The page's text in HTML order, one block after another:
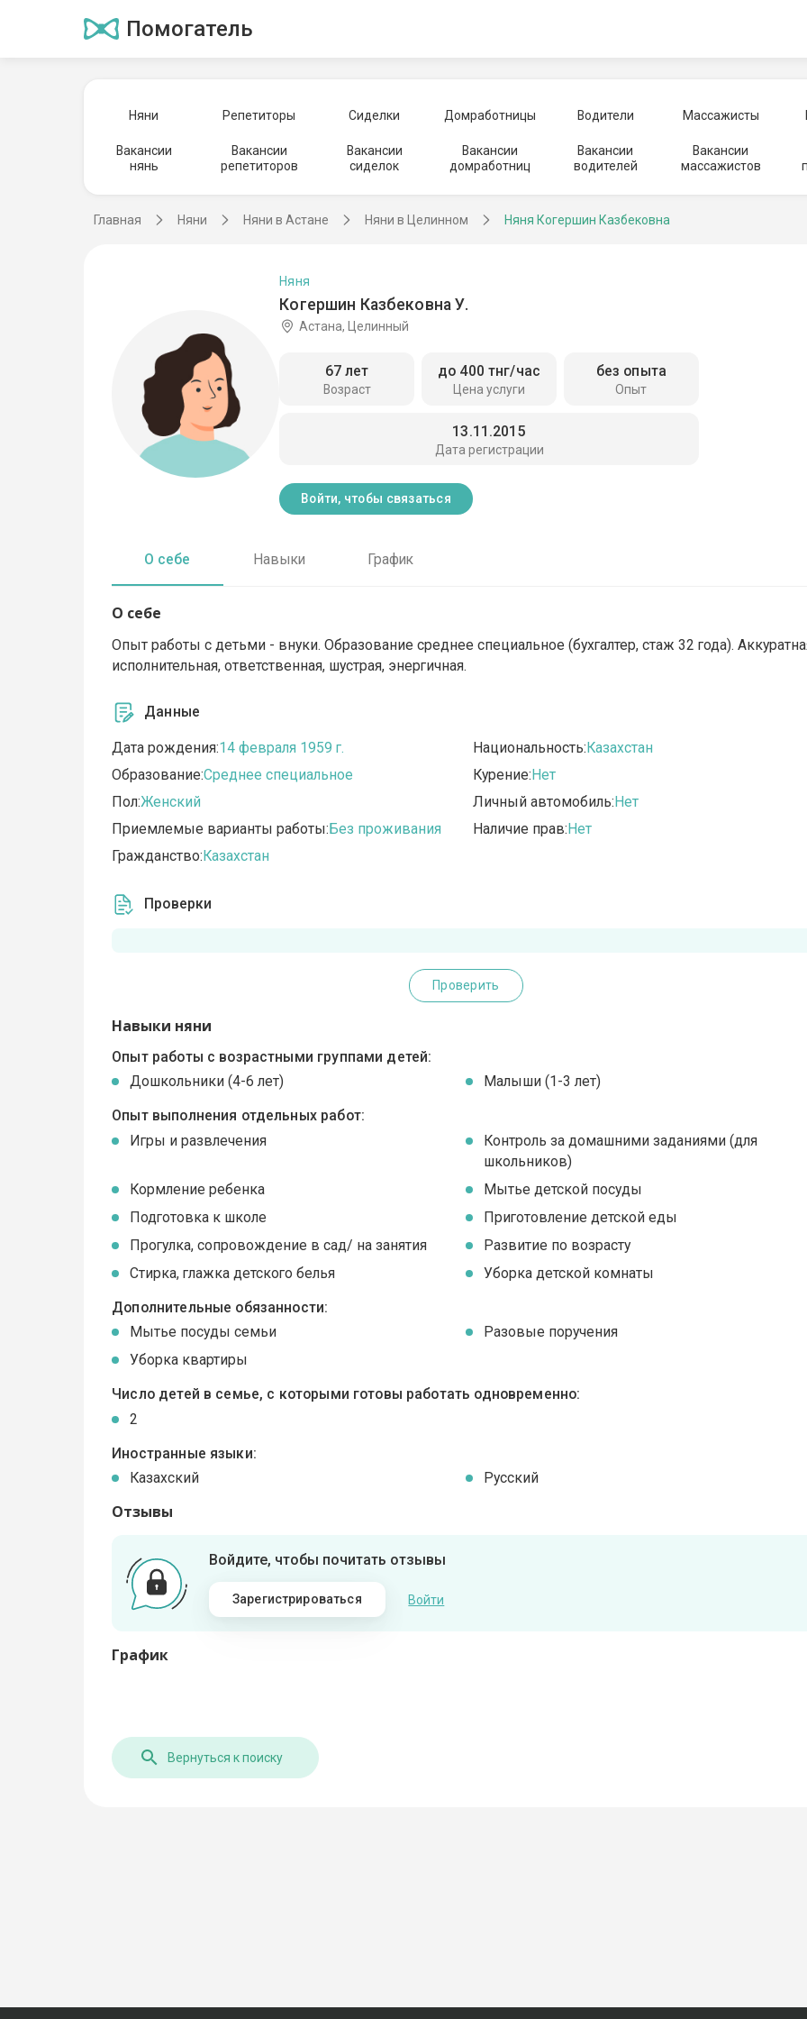
Помогатель
Няни Репетиторы Сиделки Домработницы Водители Массажисты
Вакансии
нянь
Вакансии
репетиторов
Вакансии
сиделок
Вакансии
домработниц
Вакансии
водителей
Вакансии
массажистов
Главная Няни Няни в Астане Няни в Целинном Няня Когершин Казбековна
Когершин Казбековна У.
Няня
Астана, Целинный
Возраст
67 лет
Цена услуги
до 400 тнг/час
Опыт
без опыта
Дата регистрации
13.11.2015
Войти, чтобы связаться
О себе Навыки График
О себе
Опыт работы с детьми - внуки. Образование среднее специальное (бухгалтер, стаж 32 года).
исполнительная, ответственная, шустрая, энергичная.
Данные
Дата рождения:14 февраля 1959 г.
Образование:Среднее специальное
Пол:Женский
Приемлемые варианты работы:Без проживания
Гражданство:Казахстан
Национальность:Казахстан
Курение:Нет
Личный автомобиль:Нет
Наличие прав:Нет
Проверки
Проверить
Навыки няни
Опыт работы с возрастными группами детей:
Дошкольники (4-6 лет)
Малыши (1-3 лет)
Опыт выполнения отдельных работ:
Игры и развлечения
Контроль за домашними заданиями (для
школьников)
Кормление ребенка
Мытье детской посуды
Подготовка к школе
Приготовление детской еды
Прогулка, сопровождение в сад/ на занятия
Развитие по возрасту
Стирка, глажка детского белья
Уборка детской комнаты
Дополнительные обязанности:
Мытье посуды семьи
Разовые поручения
Уборка квартиры
Число детей в семье, с которыми готовы работать одновременно:
2
Иностранные языки:
Казахский
Русский
Отзывы
Войдите, чтобы почитать отзывы
Зарегистрироваться Войти
График
Вернуться к поиску